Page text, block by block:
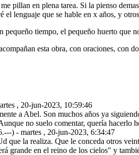
pillan en plena tarea. Si la pienso
el lenguaje que se hable en x años, y
pequeño tiempo, el pequeño huerto que
esta obra, con oraciones, con
, 20-jun-2023, 10:59:46
a Abel. Son muchos años ya
no suelo comentar, quería hacerlo
) - martes , 20-jun-2023, 6:34:47
que la realiza. Que le conceda otros
grande en el reino de los cielos" y